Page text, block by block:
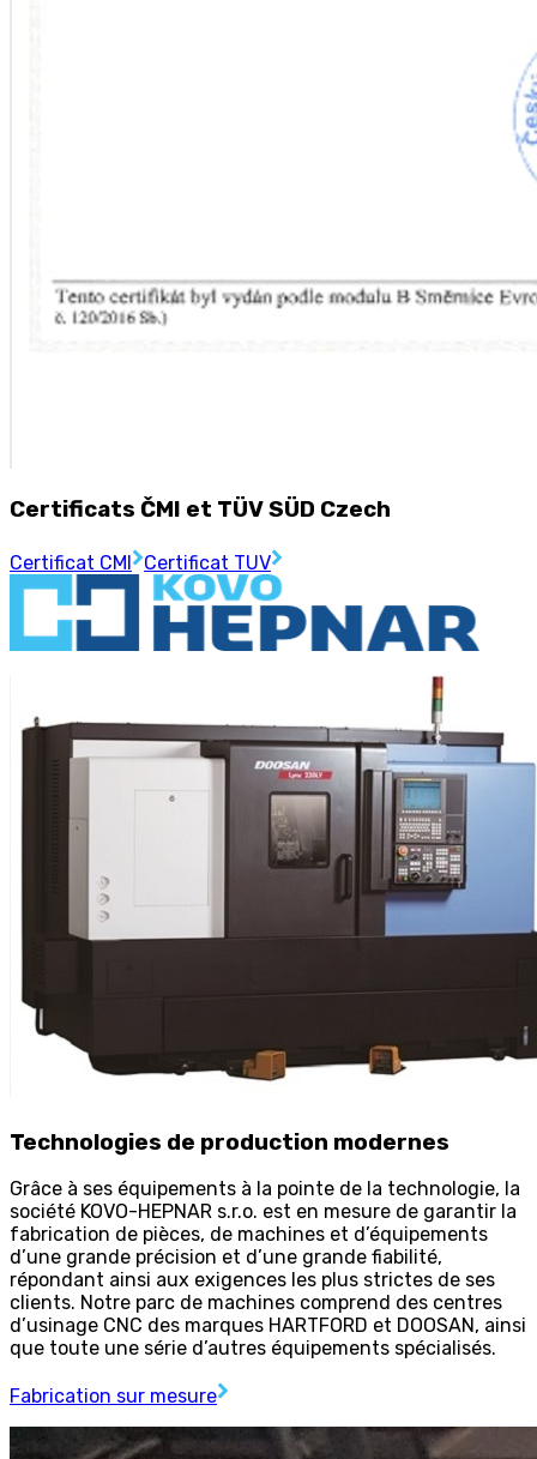
Certificats ČMI et TÜV SÜD Czech
Certificat CMI Certificat TUV
Technologies de production modernes
Grâce à ses équipements à la pointe de la technologie, la
société KOVO-HEPNAR s.r.o. est en mesure de garantir la
fabrication de pièces, de machines et d’équipements
d’une grande précision et d’une grande fiabilité,
répondant ainsi aux exigences les plus strictes de ses
clients. Notre parc de machines comprend des centres
d’usinage CNC des marques HARTFORD et DOOSAN, ainsi
que toute une série d’autres équipements spécialisés.
Fabrication sur mesure